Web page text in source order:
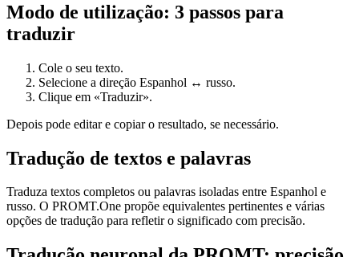
Modo de utilização: 3 passos para
traduzir
Cole o seu texto.
Selecione a direção Espanhol ↔ russo.
Clique em «Traduzir».
Depois pode editar e copiar o resultado, se necessário.
Tradução de textos e palavras
Traduza textos completos ou palavras isoladas entre Espanhol e
russo. O PROMT.One propõe equivalentes pertinentes e várias
opções de tradução para refletir o significado com precisão.